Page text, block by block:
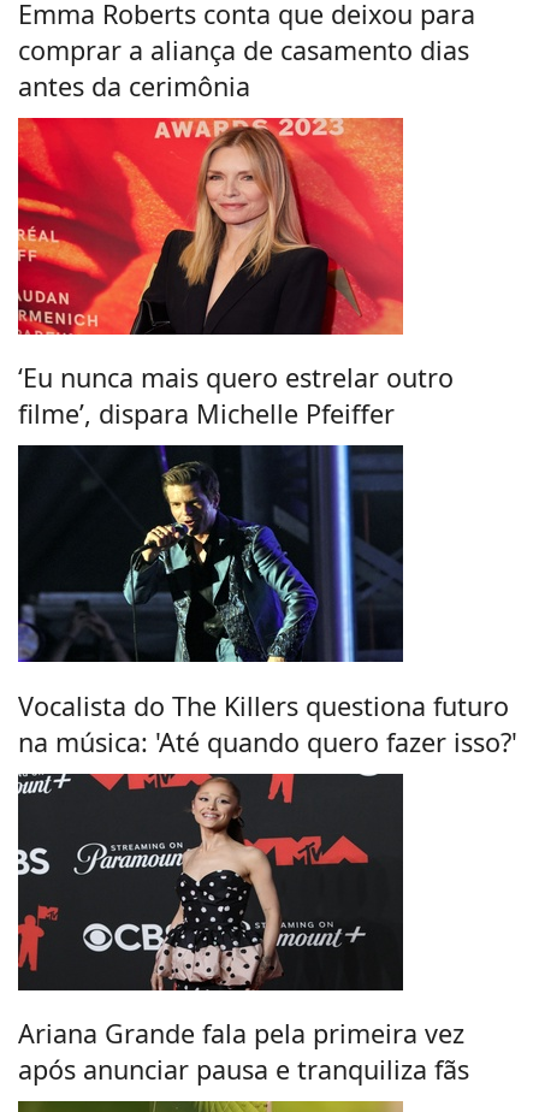
Emma Roberts conta que deixou para
comprar a aliança de casamento dias
antes da cerimônia
‘Eu nunca mais quero estrelar outro
filme’, dispara Michelle Pfeiffer
Vocalista do The Killers questiona futuro
na música: 'Até quando quero fazer isso?'
Ariana Grande fala pela primeira vez
após anunciar pausa e tranquiliza fãs